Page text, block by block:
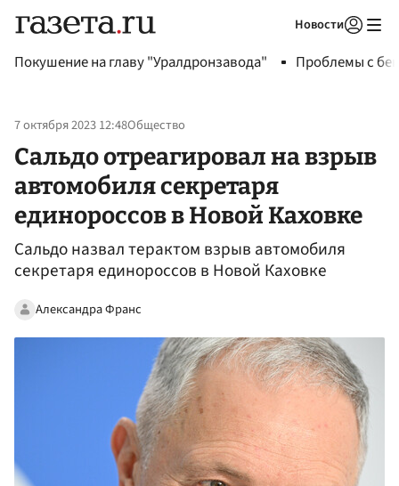
Новости
Покушение на главу "Уралдронзавода" Проблемы с
7 октября 2023 12:48Общество
Сальдо отреагировал на взрыв
автомобиля секретаря
единороссов в Новой Каховке
Сальдо назвал терактом взрыв автомобиля
секретаря единороссов в Новой Каховке
Александра Франс